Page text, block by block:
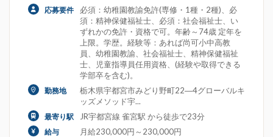
応募要件
必須：幼稚園教諭免許(専修・1種・2種)、必
須：精神保健福祉士、必須：社会福祉士、い
ずれかの免許・資格で可。年齢～74歳 定年を
上限。学歴。経験等：あれば尚可小中高教
員、幼稚園教諭、社会福祉士、精神保健福祉
士、児童指導員任用資格、(経験や取得できる
学部卒を含む)。
勤務地
栃木県宇都宮市みどり野町22―4グローバルキ
ッズメソッド宇...
最寄り駅 JR宇都宮線 雀宮駅 から徒歩で23分
給与 月給230,000円～230,000円